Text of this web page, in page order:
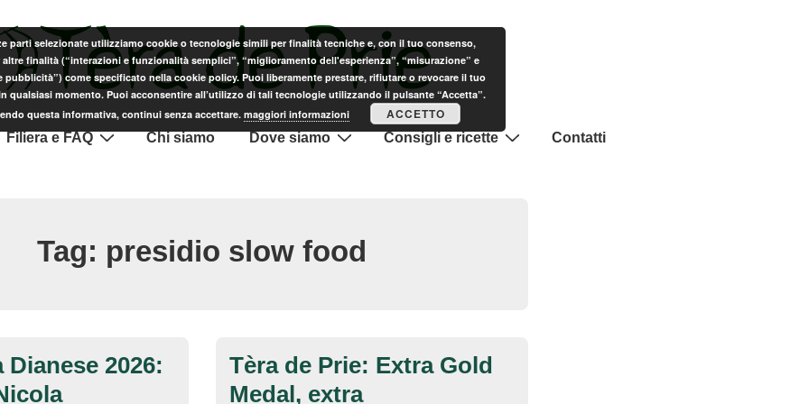
Filiera e FAQ Chi siamo Dove siamo Consigli e ricette Contatti
Tag: presidio slow food
2026:
Tèra de Prie: Extra Gold
Medal, extra
parti selezionate utilizziamo cookie o tecnologie simili per finalità tecniche e, con il tuo consenso,
altre finalità (“interazioni e funzionalità semplici”, “miglioramento dell'esperienza”, “misurazione” e
pubblicità”) come specificato nella cookie policy. Puoi liberamente prestare, rifiutare o revocare il tuo
qualsiasi momento. Puoi acconsentire all’utilizzo di tali tecnologie utilizzando il pulsante “Accetta”.
questa informativa, continui senza accettare.maggiori informazioni ACCETTO